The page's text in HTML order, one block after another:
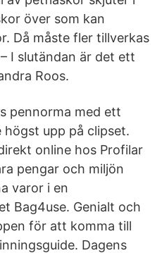
över som kan
Då måste fler tillverkas
I slutändan är det ett
Roos.
pennorma med ett
upp på clipset.
online hos Profilar
pengar och miljön
varor i en
Bag4use. Genialt och
för att komma till
Dagens